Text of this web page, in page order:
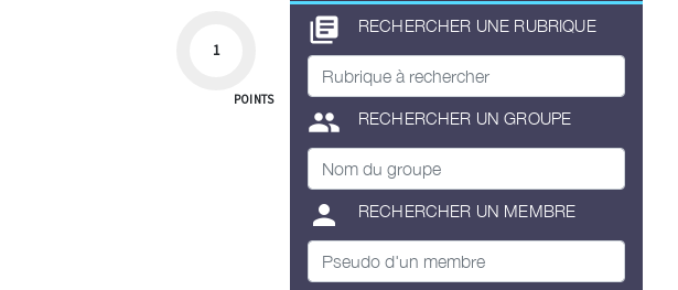
library_books RECHERCHER UNE RUBRIQUE
group RECHERCHER UN GROUPE
person RECHERCHER UN MEMBRE
1
POINTS